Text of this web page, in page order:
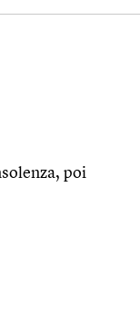
poi